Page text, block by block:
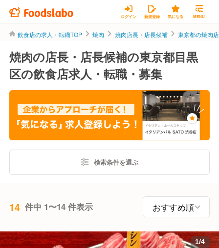
ログイン 新規登録 気になる MENU
飲食店の求人・転職TOP 焼肉 焼肉店長・店長候補 東京都の焼肉
焼肉の店長・店長候補の東京都目黒
区の飲食店求人・転職・募集
検索条件を選ぶ
14 件中 1〜14 件表示
1/4